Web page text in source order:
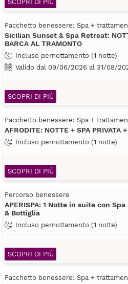
SCOPRI DI PIÙ
Pacchetto benessere: Spa +
Sicilian Sunset & Spa Retreat:
BARCA AL TRAMONTO
Incluso pernottamento (1 notte)
Valido dal 09/06/2026 al 31/08/
SCOPRI DI PIÙ
Pacchetto benessere: Spa +
AFRODITE: NOTTE + SPA PRIVATA
Incluso pernottamento (1 notte)
SCOPRI DI PIÙ
Percorso benessere
APERISPA: 1 Notte in suite con
& Bottiglia
Incluso pernottamento (1 notte)
SCOPRI DI PIÙ
Pacchetto benessere: Spa +